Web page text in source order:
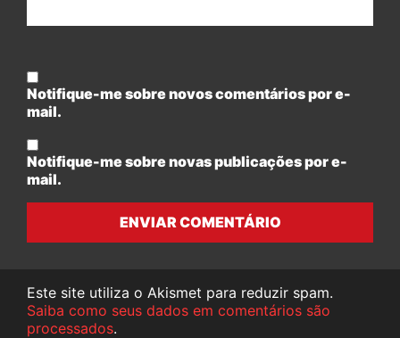
Notifique-me sobre novos comentários por e-
mail.
Notifique-me sobre novas publicações por e-
mail.
ENVIAR COMENTÁRIO
Este site utiliza o Akismet para reduzir spam.
Saiba como seus dados em comentários são
processados.